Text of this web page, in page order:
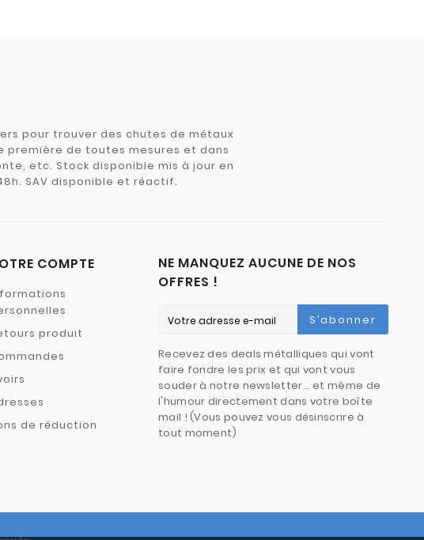
pour trouver des chutes de métaux
de toutes mesures et dans
etc. Stock disponible mis à jour en
SAV disponible et réactif.
COMPTE
produit
de réduction
NE MANQUEZ AUCUNE DE NOS
OFFRES !
S’abonner
Recevez des deals métalliques qui vont
faire fondre les prix et qui vont vous
souder à notre newsletter… et même de
l'humour directement dans votre boîte
mail ! (Vous pouvez vous désinscrire à
tout moment)